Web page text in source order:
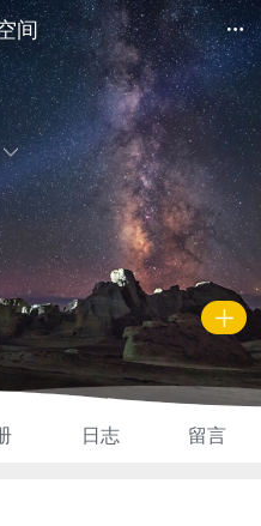
间
1
相册
0
好友
1万
人气
2085
积分
日志 留言